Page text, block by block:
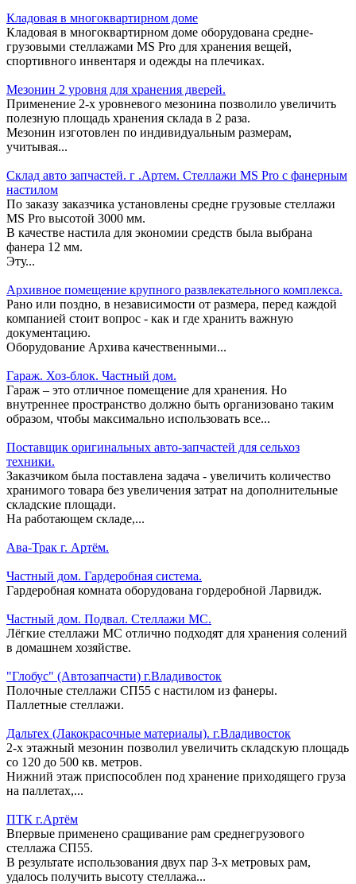
Кладовая в многоквартирном доме
Кладовая в многоквартирном доме оборудована средне-
грузовыми стеллажами MS Pro для хранения вещей,
спортивного инвентаря и одежды на плечиках.
Мезонин 2 уровня для хранения дверей.
Применение 2-х уровневого мезонина позволило увеличить
полезную площадь хранения склада в 2 раза.
Мезонин изготовлен по индивидуальным размерам,
учитывая...
Склад авто запчастей. г .Артем. Стеллажи MS Pro c фанерным
настилом
По заказу заказчика установлены средне грузовые стеллажи
MS Pro высотой 3000 мм.
В качестве настила для экономии средств была выбрана
фанера 12 мм.
Эту...
Архивное помещение крупного развлекательного комплекса.
Рано или поздно, в независимости от размера, перед каждой
компанией стоит вопрос - как и где хранить важную
документацию.
Оборудование Архива качественными...
Гараж. Хоз-блок. Частный дом.
Гараж – это отличное помещение для хранения. Но
внутреннее пространство должно быть организовано таким
образом, чтобы максимально использовать все...
Поставщик оригинальных авто-запчастей для сельхоз
техники.
Заказчиком была поставлена задача - увеличить количество
хранимого товара без увеличения затрат на дополнительные
складские площади.
На работающем складе,...
Ава-Трак г. Артём.
Частный дом. Гардеробная система.
Гардеробная комната оборудована гордеробной Ларвидж.
Частный дом. Подвал. Стеллажи МС.
Лёгкие стеллажи МС отлично подходят для хранения солений
в домашнем хозяйстве.
"Глобус" (Автозапчасти) г.Владивосток
Полочные стеллажи СП55 с настилом из фанеры.
Паллетные стеллажи.
Дальтех (Лакокрасочные материалы). г.Владивосток
2-х этажный мезонин позволил увеличить складскую площадь
со 120 до 500 кв. метров.
Нижний этаж приспособлен под хранение приходящего груза
на паллетах,...
ПТК г.Артём
Впервые применено сращивание рам среднегрузового
стеллажа СП55.
В результате использования двух пар 3-х метровых рам,
удалось получить высоту стеллажа...